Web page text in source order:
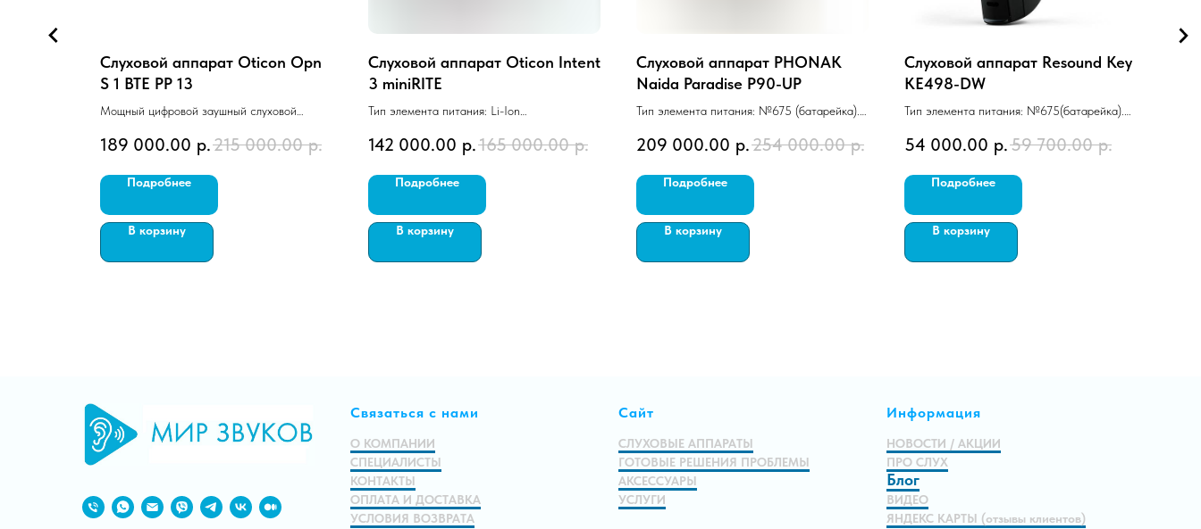
Слуховой аппарат Oticon Opn
S 1 BTE PP 13
Мощный цифровой заушный слуховой
функциональности.
Работает на 13 батарейке.
189 000.00 р.215 000.00 р.
Подробнее
В корзину
Слуховой аппарат Oticon Intent
3 miniRITE
Тип элемента питания: Li-Ion
Технический уровень: «Бизнес».
142 000.00 р.165 000.00 р.
Подробнее
В корзину
Слуховой аппарат PHONAK
Naida Paradise P90-UP
Тип элемента питания: №675 (батарейка).
Заушный, BTE, Ультрамощный, 20 каналов.
209 000.00 р.254 000.00 р.
Подробнее
В корзину
Слуховой аппарат Resound Key
KE498-DW
Тип элемента питания: №675(батарейка).
Заушный, BTE, Ультрамощный, 12 каналов.
54 000.00 р.59 700.00 р.
Подробнее
В корзину
Связаться с нами
О КОМПАНИИ
СПЕЦИАЛИСТЫ
КОНТАКТЫ
ОПЛАТА И ДОСТАВКА
УСЛОВИЯ ВОЗВРАТА
Сайт
СЛУХОВЫЕ АППАРАТЫ
ГОТОВЫЕ РЕШЕНИЯ ПРОБЛЕМЫ
АКСЕССУАРЫ
УСЛУГИ
Информация
НОВОСТИ / АКЦИИ
ПРО СЛУХ
Блог
ВИДЕО
ЯНДЕКС КАРТЫ (отзывы клиентов)